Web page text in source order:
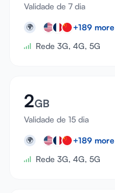
Validade de 7 dia
🌍 +189 more
Rede 3G, 4G, 5G
2GB
Validade de 15 dia
🌍 +189 more
Rede 3G, 4G, 5G